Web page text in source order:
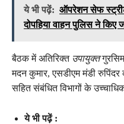
ये भी पढ़ें: ऑपरेशन सेफ
दोपहिया वाहन पुलिस ने किए
बैठक में अतिरिक्त उपायुक्त
मदन कुमार, एसडीएम मंडी
सहित संबंधित विभागों के
ये भी पढ़ें :